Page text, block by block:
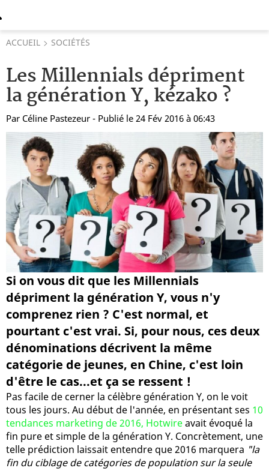
ACCUEIL SOCIÉTÉS
Les Millennials dépriment
la génération Y, kézako ?
Par Céline Pastezeur - Publié le 24 Fév 2016 à 06:43
Si on vous dit que les Millennials
dépriment la génération Y, vous n'y
comprenez rien ? C'est normal, et
pourtant c'est vrai. Si, pour nous, ces deux
dénominations décrivent la même
catégorie de jeunes, en Chine, c'est loin
d'être le cas...et ça se ressent !
Pas facile de cerner la célèbre génération Y, on le voit
tous les jours. Au début de l'année, en présentant ses 10
tendances marketing de 2016, Hotwireavait évoqué la
fin pure et simple de la génération Y. Concrètement, une
telle prédiction laissait entendre que 2016 marquera "la
fin du ciblage de catégories de population sur la seule